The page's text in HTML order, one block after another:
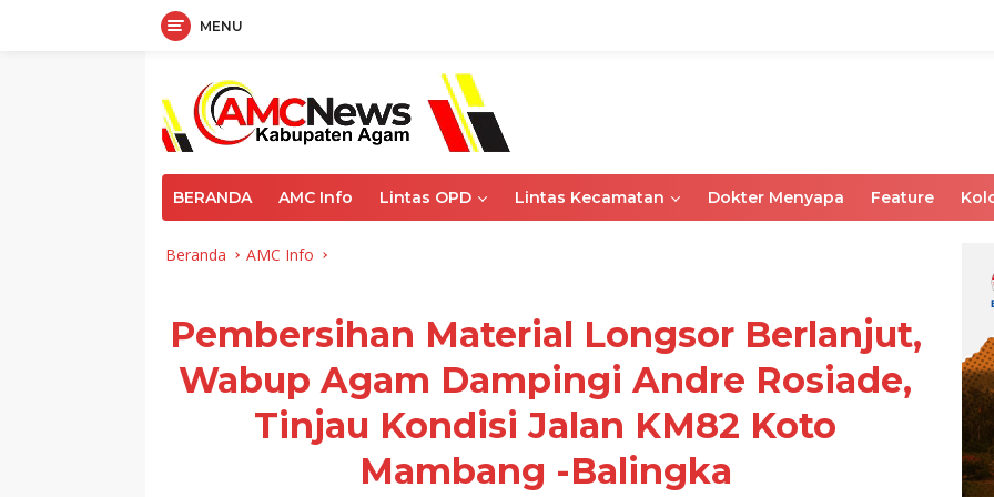
MENU
BERANDA AMC Info Lintas OPD Lintas Kecamatan Dokter Menyapa Feature
Beranda AMC Info
Pembersihan Material Longsor Berlanjut,
Wabup Agam Dampingi Andre Rosiade,
Tinjau Kondisi Jalan KM82 Koto
Mambang -Balingka